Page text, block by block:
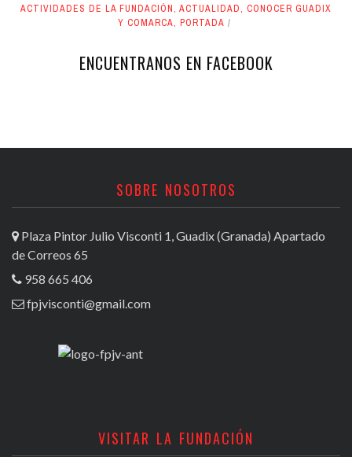
ACTIVIDADES DE LA FUNDACIÓN, ACTUALIDAD, CONOCER GUADIX
Y COMARCA, PORTADA
ENCUENTRANOS EN FACEBOOK
SOBRE NOSOTROS
Plaza Pintor Julio Visconti 1, Guadix (Granada) Apartado
de Correos 65
958 665 406
fpjvisconti@gmail.com
VISITAR LA FUNDACIÓN